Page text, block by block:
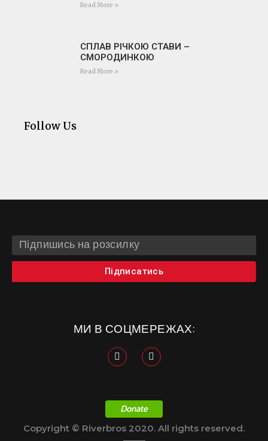
Read More »
СПЛАВ РІЧКОЮ СТАВИ –
СМОРОДИНКОЮ
Read More »
Follow Us
Підписатись
МИ В СОЦМЕРЕЖАХ:
Donate
Copyright © Riverbros 2020. All rights reserved.